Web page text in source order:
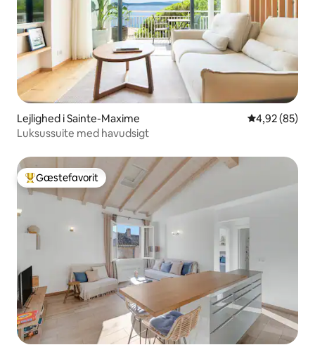
Lejlighed i Sainte-Maxime 4,92 ud af 5 i
4,92 (85)
Luksussuite med havudsigt
Bedste gæstefavorit
Gæstefavorit